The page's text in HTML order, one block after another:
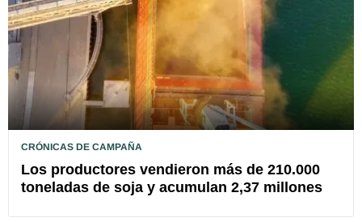
CRÓNICAS DE CAMPAÑA
Los productores vendieron más de 210.000
toneladas de soja y acumulan 2,37 millones